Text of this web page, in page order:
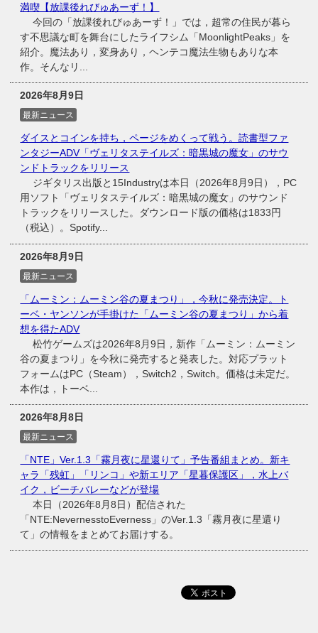
満喫【放課後れびゅあーず！】
今回の「放課後れびゅあーず！」では，超常の住民が暮ら
す不思議な町を舞台にしたライフシム「MoonlightPeaks」を
紹介。魔法あり，変身あり，ヘンテコ魔法生物もありな本
作。そんなリ...
2026年8月9日
最新ニュース
ダイスとコインを持ち，ページをめくって戦う。読書型ファ
ンタジーADV「ヴェリタステイルズ：暗黒城の魔女」のサウ
ンドトラックをリリース
ジギタリス出版と15Industryは本日（2026年8月9日），PC
用ソフト「ヴェリタステイルズ：暗黒城の魔女」のサウンド
トラックをリリースした。ダウンロード版の価格は1833円
（税込）。Spotify...
2026年8月9日
最新ニュース
「ムーミン：ムーミン谷の夏まつり」，今秋に発売決定。ト
ーベ・ヤンソンが手掛けた「ムーミン谷の夏まつり」から着
想を得たADV
松竹ゲームズは2026年8月9日，新作「ムーミン：ムーミン
谷の夏まつり」を今秋に発売すると発表した。対応プラット
フォームはPC（Steam），Switch2，Switch。価格は未定だ。
本作は，トーベ...
2026年8月8日
最新ニュース
「NTE」Ver.1.3「霧月夜に星還りて」予告番組まとめ。新キ
ャラ「残虹」「リンコ」や新エリア「星暮保護区」，水上バ
イク，ビーチバレーなどが登場
本日（2026年8月8日）配信された
「NTE:NevernesstoEverness」のVer.1.3「霧月夜に星還り
て」の情報をまとめてお届けする。